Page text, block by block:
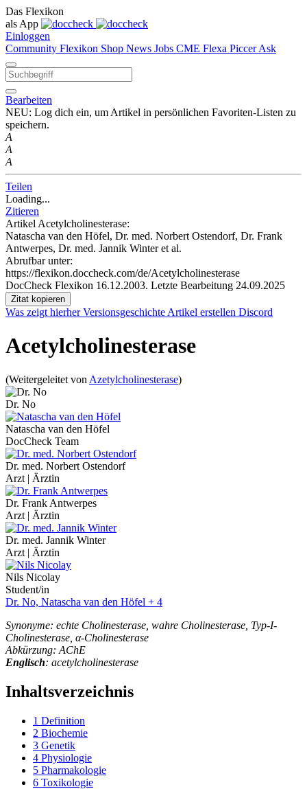
Das Flexikon
als App
Einloggen
Community Flexikon Shop News Jobs CME Flexa Piccer Ask
Bearbeiten
NEU: Log dich ein, um Artikel in persönlichen Favoriten-Listen zu
speichern.
A
A
A
Teilen
Loading...
Zitieren
Artikel Acetylcholinesterase:
Natascha van den Höfel, Dr. med. Norbert Ostendorf, Dr. Frank
Antwerpes, Dr. med. Jannik Winter et al.
Abrufbar unter:
https://flexikon.doccheck.com/de/Acetylcholinesterase
DocCheck Flexikon 16.12.2003. Letzte Bearbeitung 24.09.2025
Zitat kopieren
Was zeigt hierherVersionsgeschichte Artikel erstellen Discord
Acetylcholinesterase
(Weitergeleitet von Azetylcholinesterase)
Dr. No
Natascha van den Höfel
DocCheck Team
Dr. med. Norbert Ostendorf
Arzt | Ärztin
Dr. Frank Antwerpes
Arzt | Ärztin
Dr. med. Jannik Winter
Arzt | Ärztin
Nils Nicolay
Student/in
Dr. No, Natascha van den Höfel + 4
Synonyme: echte Cholinesterase, wahre Cholinesterase, Typ-I-
Cholinesterase, α-Cholinesterase
Abkürzung: AChE
Englisch: acetylcholinesterase
Inhaltsverzeichnis
1 Definition
2 Biochemie
3 Genetik
4 Physiologie
5 Pharmakologie
6 Toxikologie